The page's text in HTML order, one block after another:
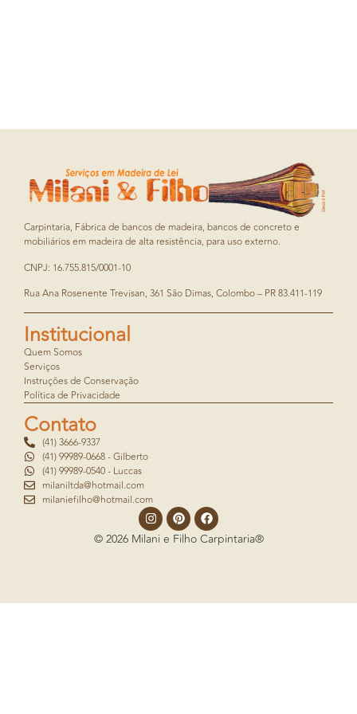
Carpintaria, Fábrica de bancos de madeira, bancos de concreto e
mobiliários em madeira de alta resistência, para uso externo.
CNPJ: 16.755.815/0001-10
Rua Ana Rosenente Trevisan, 361 São Dimas, Colombo – PR 83.411-119
Institucional
Quem Somos
Serviços
Instruções de Conservação
Política de Privacidade
Contato
(41) 3666-9337
(41) 99989-0668 - Gilberto
(41) 99989-0540 - Luccas
milaniltda@hotmail.com
milaniefilho@hotmail.com
© 2026 Milani e Filho Carpintaria®